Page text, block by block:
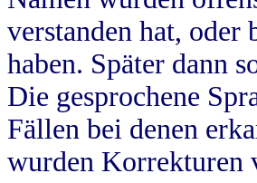
verstanden hat, oder
haben. Später dann
Die gesprochene
Fällen bei denen
wurden Korrekturen